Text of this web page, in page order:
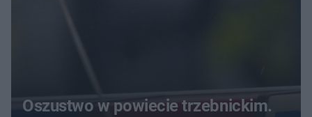
Oszustwo w powiecie trzebnickim.